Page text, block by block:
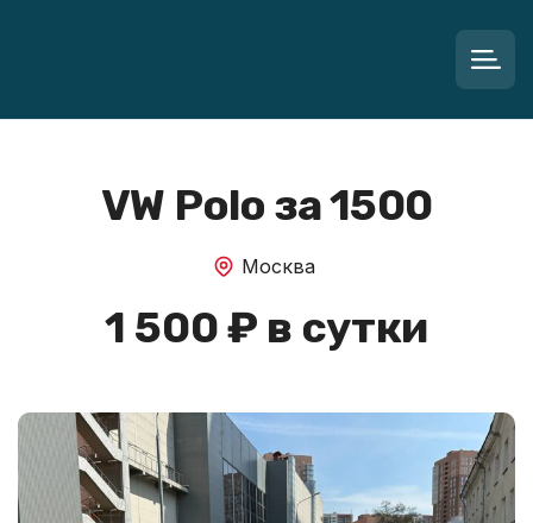
VW Polo за 1500
Москва
1 500 ₽ в сутки